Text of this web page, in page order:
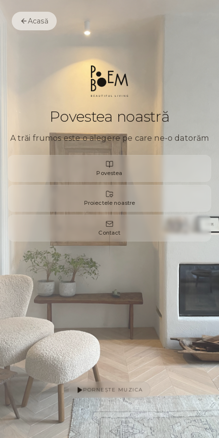
PORNEȘTE MUZICA
Acasă
Povestea noastră
A trăi frumos este o alegere pe care ne-o datorăm
Povestea
Proiectele noastre
Contact